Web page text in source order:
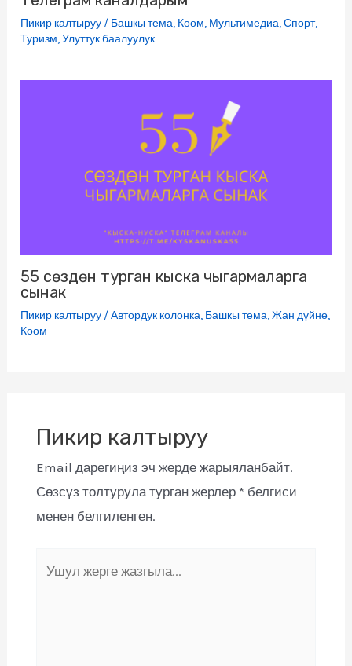
Пикир калтыруу / Башкы тема, Коом, Мультимедиа,Спорт,
Туризм,Улуттук баалуулук
55 сөздөн турган кыска чыгармаларга
сынак
Пикир калтыруу /Автордук колонка, Башкы тема,Жан дүйнө,
Коом
Пикир калтыруу
Email дарегиңиз эч жерде жарыяланбайт.
Сөзсүз толтурула турган жерлер * белгиси
менен белгиленген.